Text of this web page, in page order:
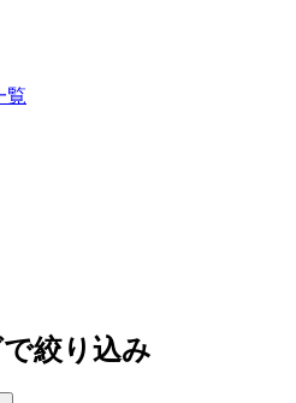
覧
絞り込み